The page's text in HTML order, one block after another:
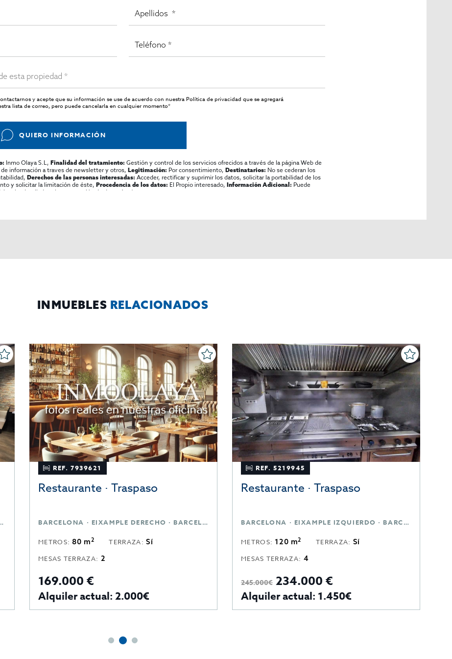
y acepte que su información se use de acuerdo con nuestraPolítica de privacidad que se agregará
lista de correo, pero puede cancelarla en cualquier momento*
QUIERO INFORMACIÓN
Inmo Olaya S.L, Finalidad del tratamiento: Gestión y control de los servicios ofrecidos a través de la página Web de
información a traves de newsletter y otros, Legitimación: Por consentimiento, Destinatarios: No se cederan los
Derechos de las personas interesadas: Acceder, rectificar y suprimir los datos, solicitar la portabilidad de los
y solicitar la limitación de éste, Procedencia de los datos: El Propio interesado, Información Adicional: Puede
y detallada sobre protección de datos
Aquí.
INMUEBLES RELACIONADOS
· BARCELONA
REF. 7939621
Restaurante · Traspaso
BARCELONA · EIXAMPLE DERECHO · BARCELONA
METROS:80 m2 TERRAZA:Sí
MESAS TERRAZA: 2
169.000 €
Alquiler actual: 2.000€
REF. 5219945
Restaurante · Traspaso
BARCELONA · EIXAMPLE IZQUIERDO · BARCELONA
METROS: 120 m2 TERRAZA: Sí
MESAS TERRAZA: 4
245.000€ 234.000 €
Alquiler actual: 1.450€